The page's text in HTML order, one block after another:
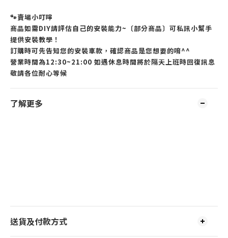
🐾賣場小叮嚀
商品如需DIY請評估自己的安裝能力~〔部分商品〕可私訊小幫手
提供安裝教學！
訂購時可先告知您的安裝車款，確認商品是您想要的唷^^
營業時間為12:30~21:00 如遇休息時間將於隔天上班時回復訊息
敬請各位耐心等候
了解更多
送貨及付款方式